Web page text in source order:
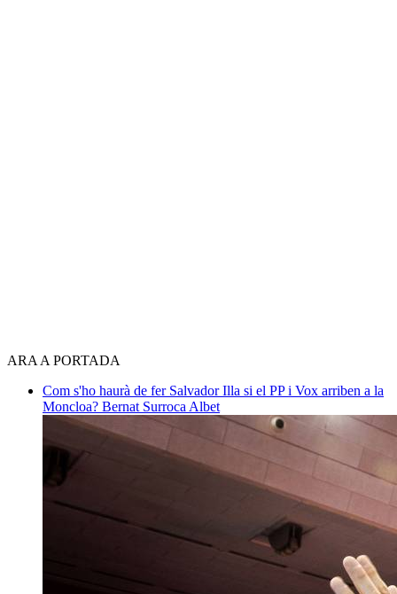
ARA A PORTADA
Com s'ho haurà de fer Salvador Illa si el PP i Vox arriben a la
Moncloa? Bernat Surroca Albet